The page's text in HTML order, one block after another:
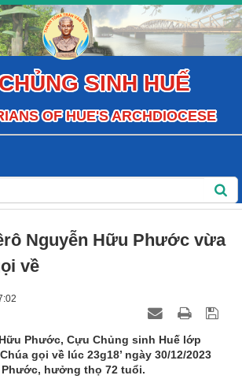
SINH HUẾ
OF HUE'S ARCHDIOCESE
Nguyễn Hữu Phước vừa
về
Phước, Cựu Chủng sinh Huế lớp
gọi về lúc 23g18’ ngày 30/12/2023
hưởng thọ 72 tuổi.